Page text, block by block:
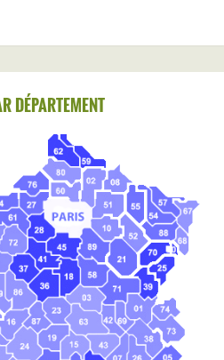
DÉPARTEMENT